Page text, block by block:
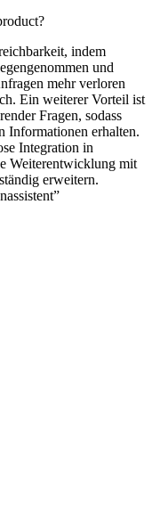
indem
und
mehr verloren
Ein weiterer Vorteil ist
Fragen, sodass
Informationen erhalten.
Integration in
Weiterentwicklung mit
erweitern.